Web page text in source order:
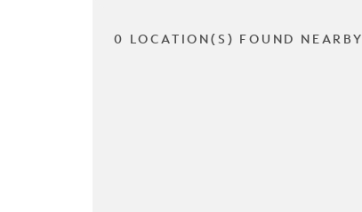
0 LOCATION(S) FOUND NEARBY